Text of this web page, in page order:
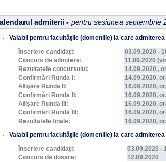
admiterii - pentru sesiunea septembrie
Valabil pentru facultăţile (domeniile) la care
Înscriere candidaţi:
03.09.2020 -
Concurs de admitere:
11.09.2020
Rezultatele concursului:
14.09.2020 ,
Confirmări Runda I:
14.09.2020,
Afişare Runda II:
16.09.2020,
Confirmări Runda II:
16.09.2020,
Afişare Runda III:
16.09.2020,
Confirmări Runda III:
16.09.2020,
Rezultatele finale:
16.09.2020,
Valabil pentru facultăţile (domeniile) la care
Înscriere candidaţi:
03.09.2020 -
Concurs de dosare:
12.09.2020